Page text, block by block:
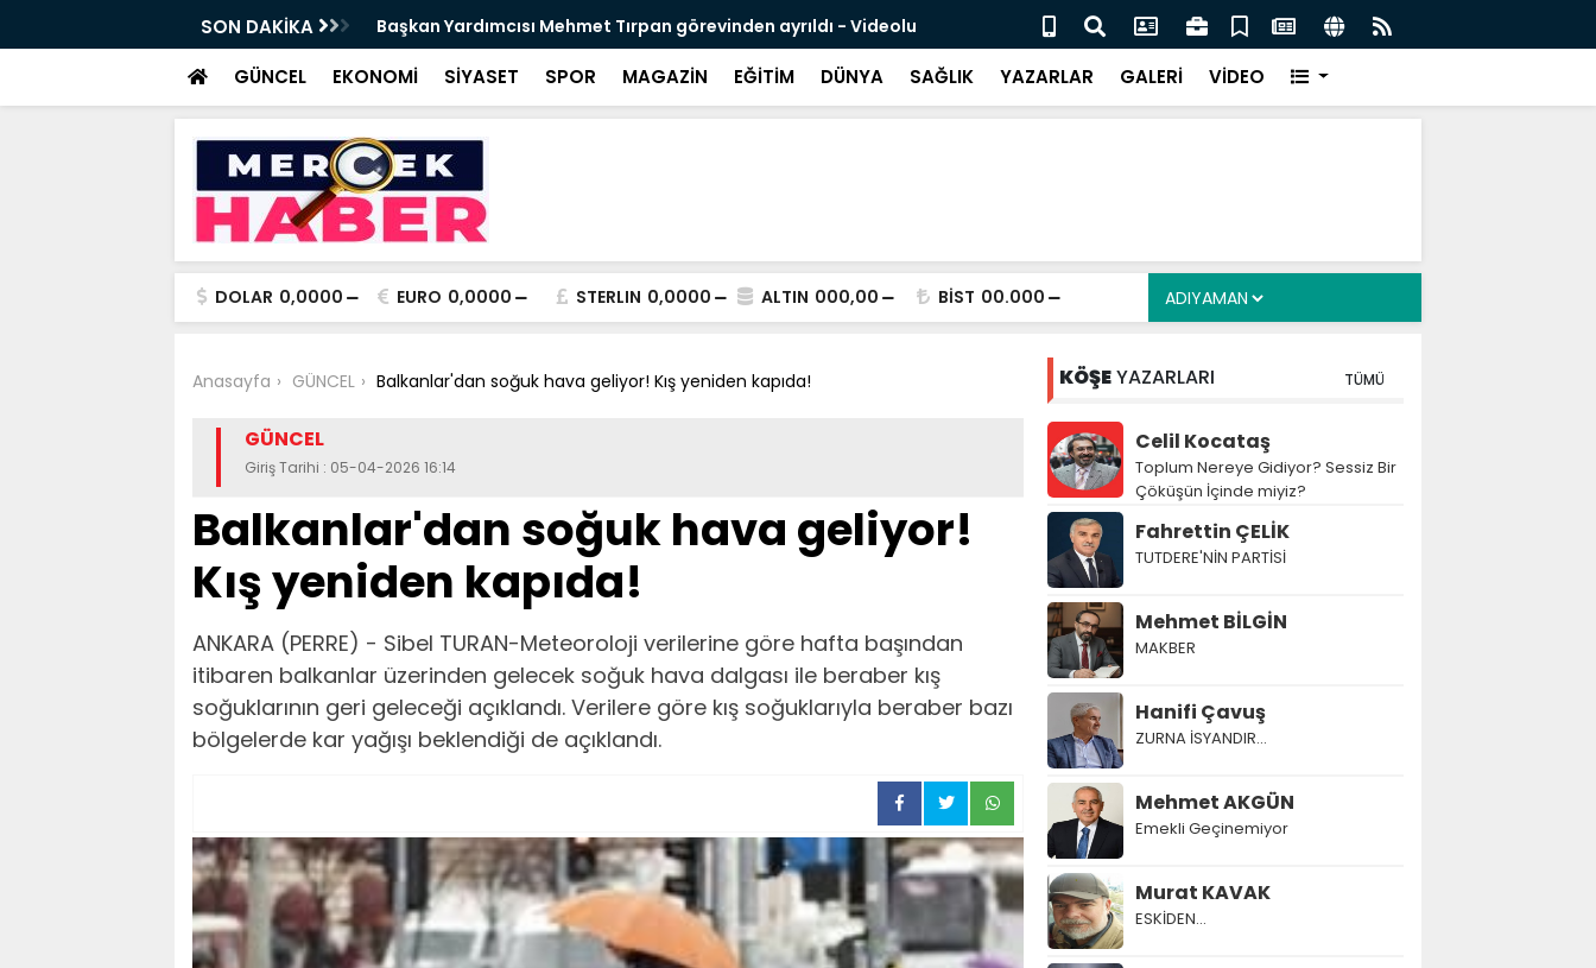
SON DAKİKA
Haftalık Basın Bilgilendirme Toplantısı
Başkan Yardımcısı Mehmet Tırpan görevinden ayrıldı - Videolu
Haber
Cevdet Yılmaz: Nitelikli İnsan Kaynağı İçin Milli Yetkinlik Hamlesi
GÜNCEL EKONOMİ SİYASET SPOR MAGAZİN EĞİTİM DÜNYA SAĞLIK YAZARLAR GALERİ VİDEO
DOLAR 0,0000 EURO 0,0000 STERLIN 0,0000 ALTIN 000,00 BİST 00.000
Anasayfa GÜNCEL Balkanlar'dan soğuk hava geliyor! Kış yeniden kapıda!
GÜNCEL
Giriş Tarihi : 05-04-2026 16:14
Balkanlar'dan soğuk hava geliyor!
Kış yeniden kapıda!
ANKARA (PERRE) - Sibel TURAN-Meteoroloji verilerine göre hafta başından
itibaren balkanlar üzerinden gelecek soğuk hava dalgası ile beraber kış
soğuklarının geri geleceği açıklandı. Verilere göre kış soğuklarıyla beraber bazı
bölgelerde kar yağışı beklendiği de açıklandı.
KÖŞEYAZARLARI TÜMÜ
Celil Kocataş
Toplum Nereye Gidiyor? Sessiz Bir
Çöküşün İçinde miyiz?
Fahrettin ÇELİK
TUTDERE'NİN PARTİSİ
Mehmet BİLGİN
MAKBER
Hanifi Çavuş
ZURNA İSYANDIR...
Mehmet AKGÜN
Emekli Geçinemiyor
Murat KAVAK
ESKİDEN...